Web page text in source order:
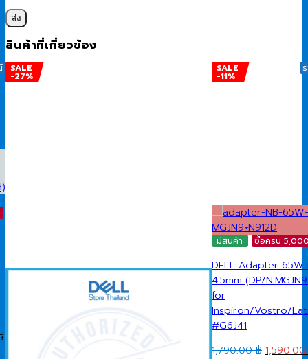
สินค้าที่เกี่ยวข้อง
SALE
-27%
SALE
-11%
มีสินค้า ซื้อครบ
DELL Adapter 65W
4.5mm (DP/
for
Inspiron/Vostro/
#G6J41
1,790.00฿ Original